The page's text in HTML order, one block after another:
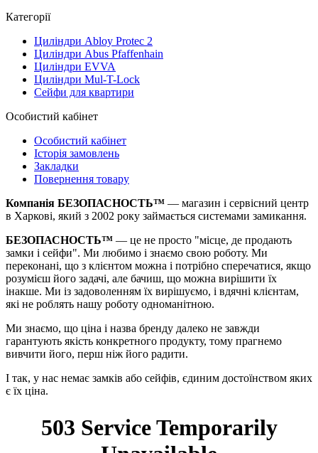
Категорії
Циліндри Abloy Protec 2
Циліндри Abus Pfaffenhain
Циліндри EVVA
Циліндри Mul-T-Lock
Сейфи для квартири
Особистий кабінет
Особистий кабінет
Історія замовлень
Закладки
Повернення товару
Компанія БЕЗОПАСНОСТЬ™ — магазин і сервісний центр
в Харкові, який з 2002 року займається системами замикання.
БЕЗОПАСНОСТЬ™ — це не просто "місце, де продають
замки і сейфи". Ми любимо і знаємо свою роботу. Ми
переконані, що з клієнтом можна і потрібно сперечатися, якщо
розумієш його задачі, але бачиш, що можна вирішити їх
інакше. Ми із задоволенням їх вирішуємо, і вдячні клієнтам,
які не роблять нашу роботу одноманітною.
Ми знаємо, що ціна і назва бренду далеко не завжди
гарантують якість конкретного продукту, тому прагнемо
вивчити його, перш ніж його радити.
І так, у нас немає замків або сейфів, єдиним достоїнством яких
є їх ціна.